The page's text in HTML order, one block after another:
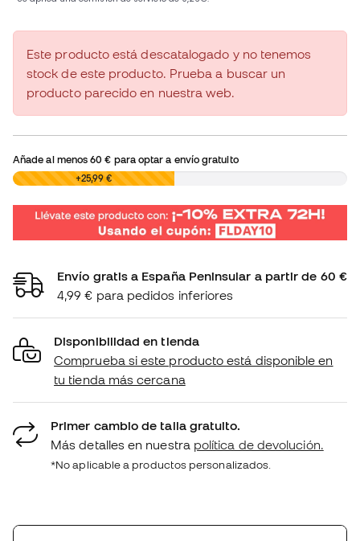
Este producto está descatalogado y no tenemos
stock de este producto. Prueba a buscar un
producto parecido en nuestra web.
Añade al menos60 € para optar a envío gratuito
0,00 € +25,99 €
Envío gratis a España Peninsular a partir de 60 €
4,99 € para pedidos inferiores
Disponibilidad en tienda
Comprueba si este producto está disponible en
tu tienda más cercana
Primer cambio de talla gratuito.
Más detalles en nuestra política de devolución.
*No aplicable a productos personalizados.